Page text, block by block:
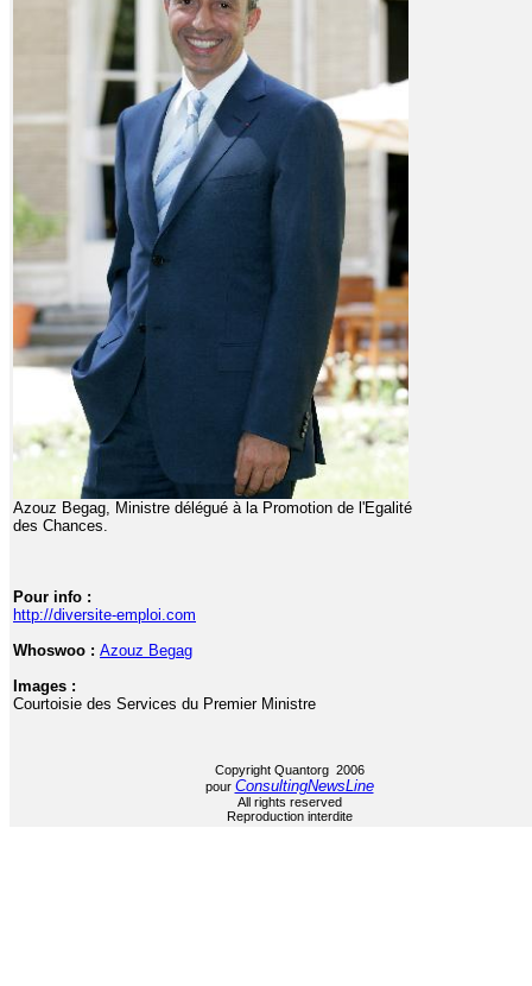
Azouz Begag, Ministre délégué à la Promotion de l'Egalité
des Chances.
Pour info :
http://diversite-emploi.com
Whoswoo : Azouz Begag
Images :
Courtoisie des Services du Premier Ministre
Copyright Quantorg 2006
pour ConsultingNewsLine
All rights reserved
Reproduction interdite